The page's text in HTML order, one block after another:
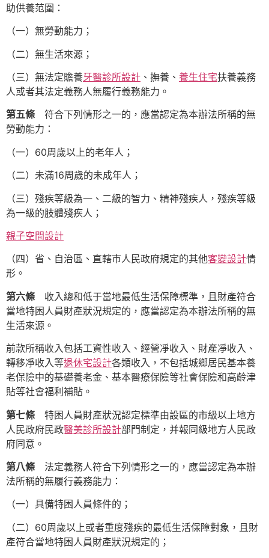
助供養范圍：
（一）無勞動能力；
（二）無生活來源；
（三）無法定贍養牙醫診所設計 、撫養、 養生住宅扶養義務
人或者其法定義務人無履行義務能力。
第五條 符合下列情形之一的，應當認定為本辦法所稱的無
勞動能力：
（一）60周歲以上的老年人；
（二）未滿16周歲的未成年人；
（三）殘疾等級為一、二級的智力、精神殘疾人，殘疾等級
為一級的肢體殘疾人；
親子空間設計
（四）省、自治區、直轄市人民政府規定的其他客變設計情
形。
第六條 收入總和低于當地最低生活保障標準，且財產符合
當地特困人員財產狀況規定的，應當認定為本辦法所稱的無
生活來源。
前款所稱收入包括工資性收入、經營凈收入、財產凈收入、
轉移凈收入等退休宅設計各類收入，不包括城鄉居民基本養
老保險中的基礎養老金、基本醫療保險等社會保險和高齡津
貼等社會福利補貼。
第七條 特困人員財產狀況認定標準由設區的市級以上地方
人民政府民政醫美診所設計部門制定，并報同級地方人民政
府同意。
第八條 法定義務人符合下列情形之一的，應當認定為本辦
法所稱的無履行義務能力：
（一）具備特困人員條件的；
（二）60周歲以上或者重度殘疾的最低生活保障對象，且財
產符合當地特困人員財產狀況規定的；